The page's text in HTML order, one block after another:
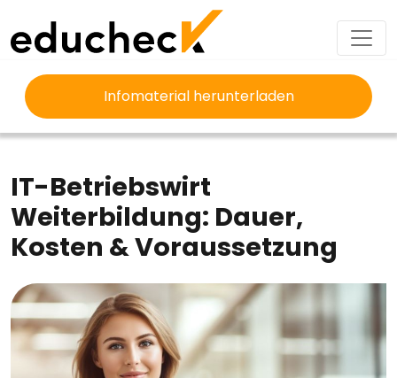
Infomaterial herunterladen
EDUCHECK
AUSBILDUNG
IT-BETRIEBSWIRT WEITERBILDUNG
IT-Betriebswirt
Weiterbildung: Dauer,
Kosten & Voraussetzung